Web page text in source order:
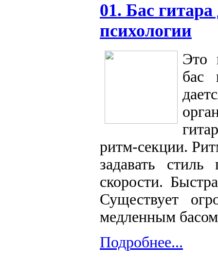
01. Бас
психологии
Это
бас
ритм-секции.
задавать
скорости.
Существует
медленным
Подробнее...